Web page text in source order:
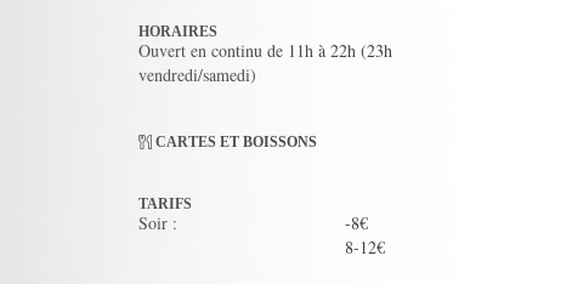
HORAIRES
Ouvert en continu de 11h à 22h (23h
vendredi/samedi)
CARTES ET BOISSONS
TARIFS
Soir :
-8€
8-12€